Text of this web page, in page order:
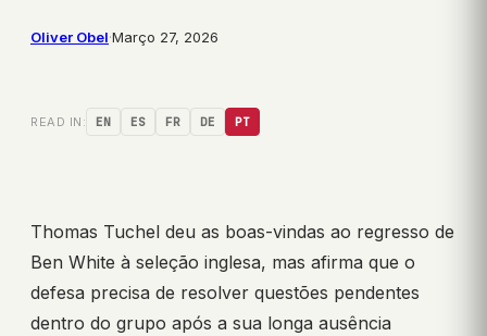
Oliver Obel·Março 27, 2026
READ IN: EN ES FR DE PT
Thomas Tuchel deu as boas-vindas ao regresso de
Ben White à seleção inglesa, mas afirma que o
defesa precisa de resolver questões pendentes
dentro do grupo após a sua longa ausência